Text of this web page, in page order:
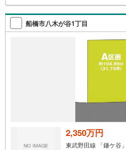
検
索
条
船橋市八木が谷1丁目
2,350万円
東武野田線 「鎌ケ谷